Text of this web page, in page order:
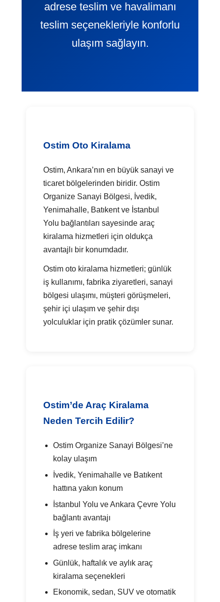
adrese teslim ve havalimanı
teslim seçenekleriyle konforlu
ulaşım sağlayın.
Ostim Oto Kiralama
Ostim, Ankara’nın en büyük sanayi ve
ticaret bölgelerinden biridir. Ostim
Organize Sanayi Bölgesi, İvedik,
Yenimahalle, Batıkent ve İstanbul
Yolu bağlantıları sayesinde araç
kiralama hizmetleri için oldukça
avantajlı bir konumdadır.
Ostim oto kiralama hizmetleri; günlük
iş kullanımı, fabrika ziyaretleri, sanayi
bölgesi ulaşımı, müşteri görüşmeleri,
şehir içi ulaşım ve şehir dışı
yolculuklar için pratik çözümler sunar.
Ostim’de Araç Kiralama
Neden Tercih Edilir?
Ostim Organize Sanayi Bölgesi’ne
kolay ulaşım
İvedik, Yenimahalle ve Batıkent
hattına yakın konum
İstanbul Yolu ve Ankara Çevre Yolu
bağlantı avantajı
İş yeri ve fabrika bölgelerine
adrese teslim araç imkanı
Günlük, haftalık ve aylık araç
kiralama seçenekleri
Ekonomik, sedan, SUV ve otomatik